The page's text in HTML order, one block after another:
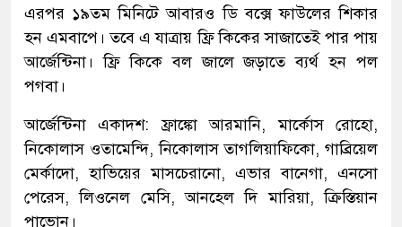
এরপর ১৯তম মিনিটে আবারও ডি বক্সে ফাউলের শিকার
হন এমবাপে। তবে এ যাত্রায় ফ্রি কিকের সাজাতেই পার পায়
আর্জেন্টিনা। ফ্রি কিকে বল জালে জড়াতে ব্যর্থ হন পল
পগবা।
আর্জেন্টিনা একাদশ: ফ্রাঙ্কো আরমানি, মার্কোস রোহো,
নিকোলাস ওতামেন্দি, নিকোলাস তাগলিয়াফিকো, গাব্রিয়েল
মের্কাদো, হাভিয়ের মাসচেরানো, এভার বানেগা, এনসো
পেরেস, লিওনেল মেসি, আনহেল দি মারিয়া, ক্রিস্তিয়ান
পাভোন।